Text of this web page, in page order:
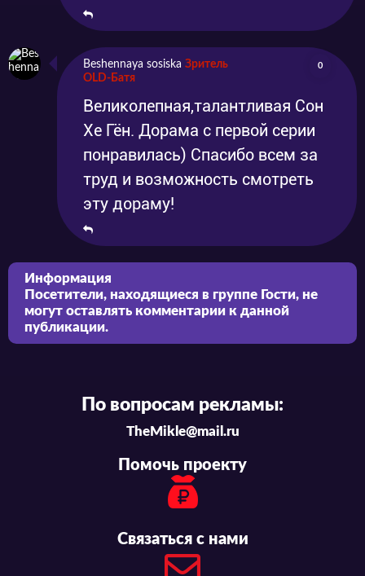
Beshennaya sosiska Зритель
OLD-Батя
0
Великолепная,талантливая Сон
Хе Гён. Дорама с первой серии
понравилась) Спасибо всем за
труд и возможность смотреть
эту дораму!
Информация
Посетители, находящиеся в группе Гости, не
могут оставлять комментарии к данной
публикации.
По вопросам рекламы:
TheMikle@mail.ru
Помочь проекту
Связаться с нами